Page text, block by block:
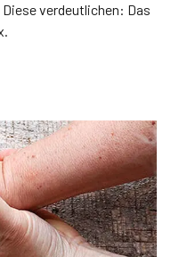
verdeut­lichen: Das